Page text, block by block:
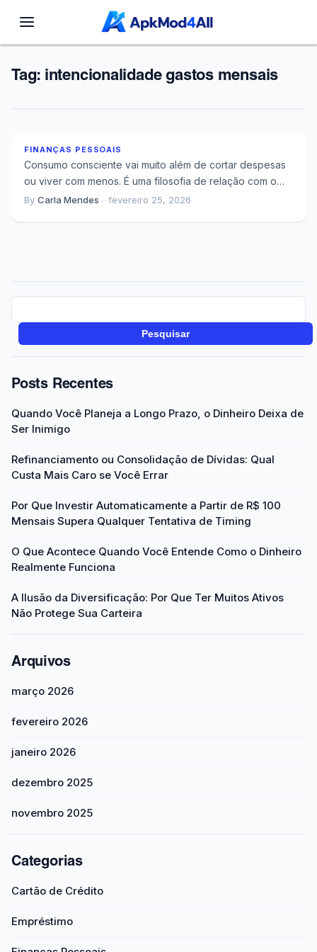
Tag: intencionalidade gastos mensais
FINANÇAS PESSOAIS
Consumo consciente vai muito além de cortar despesas
ou viver com menos. É uma filosofia de relação com o
dinheiro que coloca...
By Carla Mendes—fevereiro 25, 2026
Pesquisar
Posts Recentes
Quando Você Planeja a Longo Prazo, o Dinheiro Deixa de
Ser Inimigo
Refinanciamento ou Consolidação de Dívidas: Qual
Custa Mais Caro se Você Errar
Por Que Investir Automaticamente a Partir de R$ 100
Mensais Supera Qualquer Tentativa de Timing
O Que Acontece Quando Você Entende Como o Dinheiro
Realmente Funciona
A Ilusão da Diversificação: Por Que Ter Muitos Ativos
Não Protege Sua Carteira
Arquivos
março 2026
fevereiro 2026
janeiro 2026
dezembro 2025
novembro 2025
Categorias
Cartão de Crédito
Empréstimo